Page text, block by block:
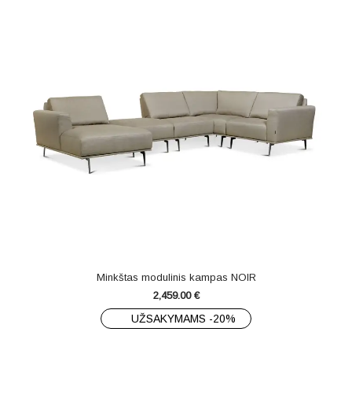
Minkštas modulinis kampas NOIR
2,459.00 €
UŽSAKYMAMS -20%